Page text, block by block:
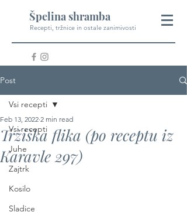
Špelina shramba
Recepti, tržnice in ostale zanimivosti
Post
Vsi recepti
Juhe
Zajtrk
Kosilo
Sladice
Vsi recepti
Tržiška flika (po receptu iz
Karavle 297)
Feb 13, 2022 2 min read